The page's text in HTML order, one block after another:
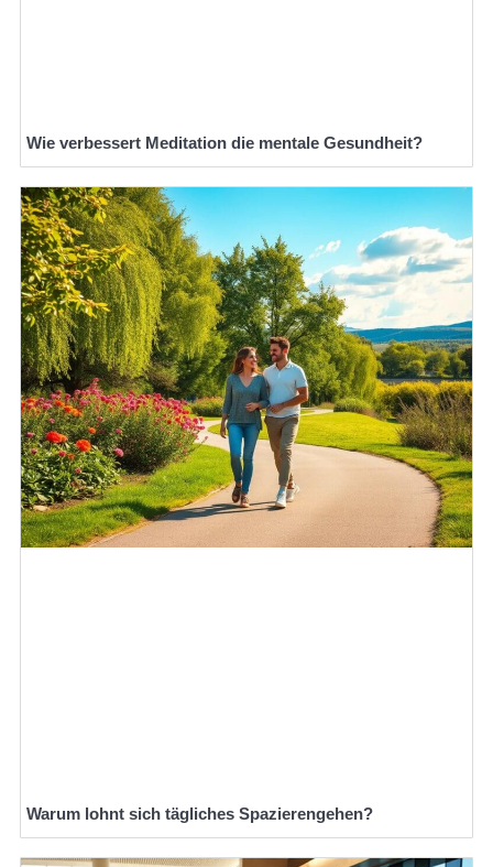
Wie verbessert Meditation die mentale Gesundheit?
Warum lohnt sich tägliches Spazierengehen?